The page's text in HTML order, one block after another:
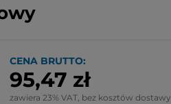
CENA BRUTTO:
95,47 zł
zawiera 23% VAT, bez kosztów dostawy